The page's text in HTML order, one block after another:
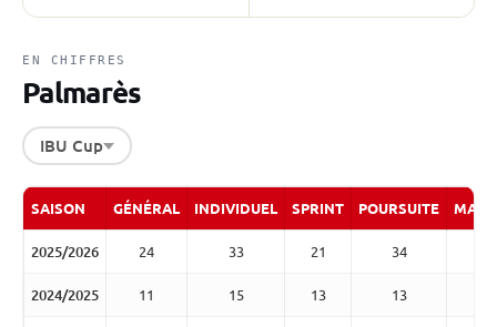
EN CHIFFRES
Palmarès
IBU Cup
SAISON GÉNÉRAL INDIVIDUEL SPRINT POURSUITE
2025/2026 24 33 21 34
2024/2025 11 15 13 13